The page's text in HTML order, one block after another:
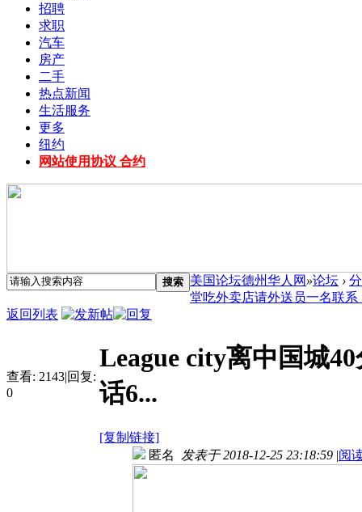
招聘
求职
汽车
房产
二手
热点新闻
生活服务
更多
纽约
网站使用协议 合约
搜索 美国论坛德州华人网 »论坛 ›
堂吃外卖店请外送员一名联系
返回列表
查看: 2143|回复:
0
League city离中国城
话6...
[复制链接]
匿名 发表于 2018-12-25 23:18:59 |阅